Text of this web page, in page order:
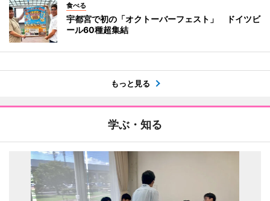
食べる
宇都宮で初の「オクトーバーフェスト」 ドイツビ
ール60種超集結
もっと見る
学ぶ・知る